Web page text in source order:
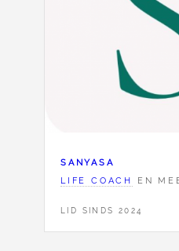
SANYASA
LIFE COACH
EN
LID SINDS 2024